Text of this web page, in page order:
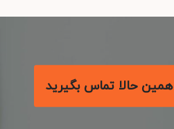
همین حالا تماس بگیرید